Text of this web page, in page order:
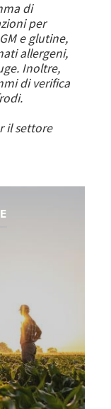
di
per
e glutine,
allergeni,
Inoltre,
di verifica
il settore